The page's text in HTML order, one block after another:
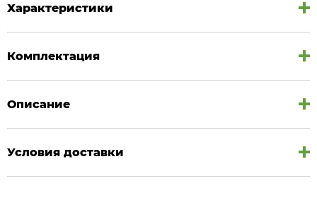
Характеристики
Комплектация
Описание
Условия доставки